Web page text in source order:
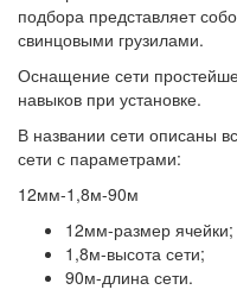
подбора представляет
свинцовыми грузилами.
Оснащение сети
навыков при установке.
В названии сети описаны
сети с параметрами:
12мм-1,8м-90м
12мм-размер ячейки;
1,8м-высота сети;
90м-длина сети.